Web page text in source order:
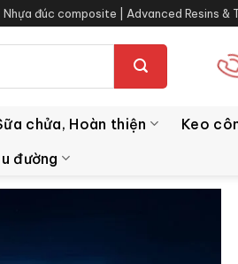
Nhựa đúc composite | Advanced Resins &
chửa, Hoàn thiện Keo
đường